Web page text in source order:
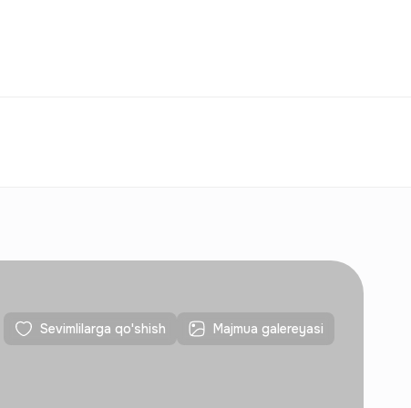
Sevimlilarga qo'shish Majmua galereyasi